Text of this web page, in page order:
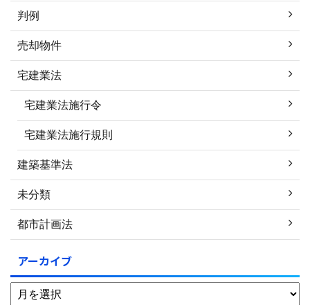
判例
売却物件
宅建業法
宅建業法施行令
宅建業法施行規則
建築基準法
未分類
都市計画法
アーカイブ